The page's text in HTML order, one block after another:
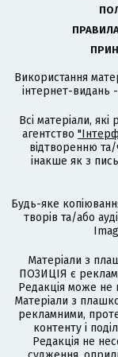
Використання
інтернет-видань
Всі матеріали,
агентство
відтворенню
інакше як з
Будь-яке
творів та/або
Матеріали з
ПОЗИЦІЯ є
Редакція може не
Матеріали з
рекламними,
контенту і
Редакція не